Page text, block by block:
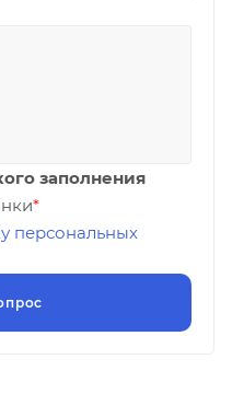
заполнения
*
персональных